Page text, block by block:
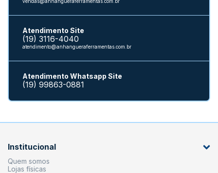
vendas@anhangueraferramentas.com.br
Atendimento Site
(19) 3116-4040
atendimento@anhangueraferramentas.com.br
Atendimento Whatsapp Site
(19) 99863-0881
Institucional
Quem somos
Lojas físicas